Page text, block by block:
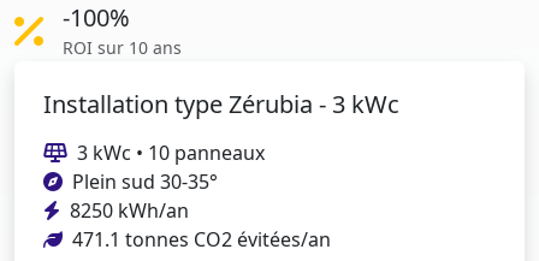
-100%
ROI sur 10 ans
Installation type Zérubia - 3 kWc
3 kWc • 10 panneaux
Plein sud 30-35°
8250 kWh/an
471.1 tonnes CO2 évitées/an